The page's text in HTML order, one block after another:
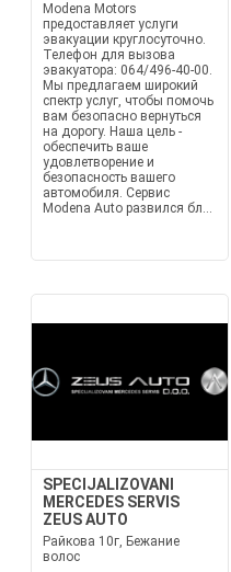
Modena Motors
предоставляет услуги
эвакуации круглосуточно.
Телефон для вызова
эвакуатора: 064/496-40-00.
Мы предлагаем широкий
спектр услуг, чтобы помочь
вам безопасно вернуться
на дорогу. Наша цель -
обеспечить ваше
удовлетворение и
безопасность вашего
автомобиля. Сервис
Modena Auto развился бл...
SPECIJALIZOVANI
MERCEDES SERVIS
ZEUS AUTO
Райкова 10г, Бежание
волос